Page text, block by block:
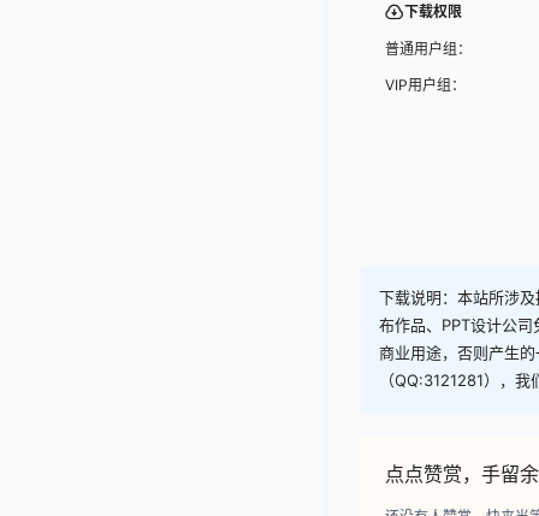
下载权限
普通用户组：
VIP用户组：
下载说明：本站所涉
布作品、PPT设计公
商业用途，否则产生
（QQ:3121281），我
点点赞赏，手留